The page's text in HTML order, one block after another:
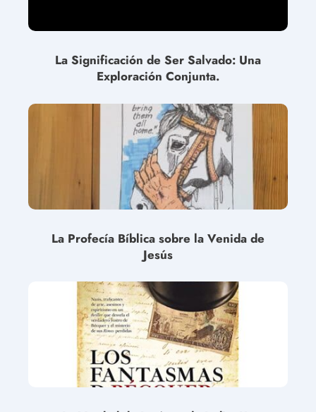
La Significación de Ser Salvado: Una
Exploración Conjunta.
La Profecía Bíblica sobre la Venida de
Jesús